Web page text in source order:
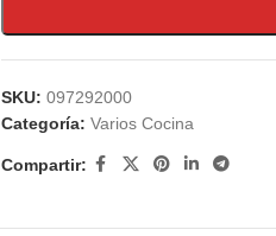
SKU: 097292000
Categoría: Varios Cocina
Compartir: